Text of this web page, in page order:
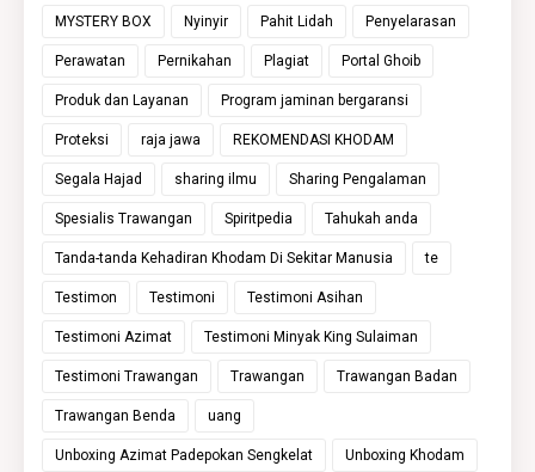
MYSTERY BOX Nyinyir Pahit Lidah Penyelarasan
Perawatan Pernikahan Plagiat Portal Ghoib
Produk dan Layanan Program jaminan bergaransi
Proteksi raja jawa REKOMENDASI KHODAM
Segala Hajad sharing ilmu Sharing Pengalaman
Spesialis Trawangan Spiritpedia Tahukah anda
Tanda-tanda Kehadiran Khodam Di Sekitar Manusia te
Testimon Testimoni Testimoni Asihan
Testimoni Azimat Testimoni Minyak King Sulaiman
Testimoni Trawangan Trawangan Trawangan Badan
Trawangan Benda uang
Unboxing Azimat Padepokan Sengkelat Unboxing Khodam